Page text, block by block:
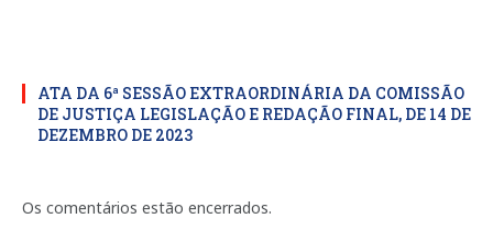
ATA DA 6ª SESSÃO EXTRAORDINÁRIA DA COMISSÃO
DE JUSTIÇA LEGISLAÇÃO E REDAÇÃO FINAL, DE 14 DE
DEZEMBRO DE 2023
Os comentários estão encerrados.